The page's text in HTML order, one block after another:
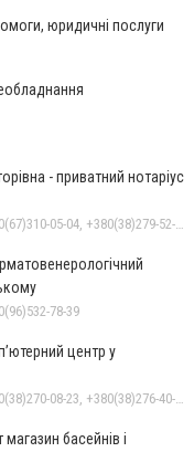
юридичні послуги
- приватний нотаріус
+380(67)300-03-22, +380(67)310-05-04, +380(38)279-52-33
78-39
центр у
+380(38)270-08-22, +380(38)270-08-23, +380(38)276-40-56, +380(38)265-10-45
басейнів і